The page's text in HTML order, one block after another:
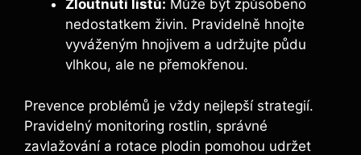
Žloutnutí listů: Může být způsobeno
nedostatkem živin. Pravidelně hnojte
vyváženým hnojivem a udržujte půdu
vlhkou, ale ne přemokřenou.
Prevence problémů je vždy nejlepší strategií.
Pravidelný monitoring rostlin, správné
zavlažování a rotace plodin pomohou udržet